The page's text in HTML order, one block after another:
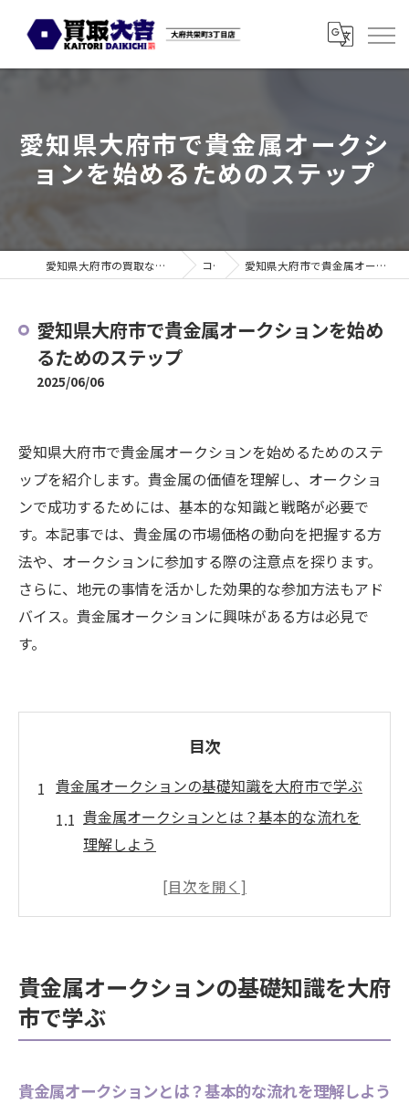
愛知県大府市で貴金属オークシ
ョンを始めるためのステップ
愛知県大府市の買取なら買取大吉 大府共栄町3丁目店 コラム 愛知県大府市で貴金属オークションを始めるためのステップ
愛知県大府市で貴金属オークションを始め
るためのステップ
2025/06/06
愛知県大府市で貴金属オークションを始めるためのステ
ップを紹介します。貴金属の価値を理解し、オークショ
ンで成功するためには、基本的な知識と戦略が必要で
す。本記事では、貴金属の市場価格の動向を把握する方
法や、オークションに参加する際の注意点を探ります。
さらに、地元の事情を活かした効果的な参加方法もアド
バイス。貴金属オークションに興味がある方は必見で
す。
目次
貴金属オークションの基礎知識を大府市で学ぶ
貴金属オークションとは？基本的な流れを
理解しよう
大府市での貴金属オークションの開催状況
貴金属オークション用語集：知っておくべ
き専門用語
貴金属オークションの基礎知識を大府
市で学ぶ
貴金属オークションとは？基本的な流れを理解しよう